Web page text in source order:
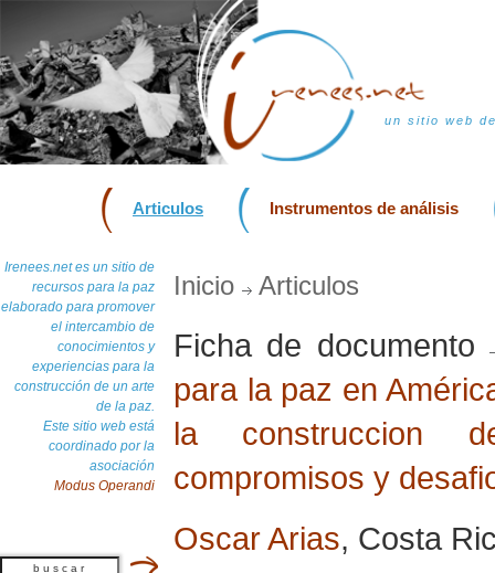
un sitio web
Articulos Instrumentos de análisis
Irenees.net es un sitio de
recursos para la paz
elaborado para promover
el intercambio de
conocimientos y
experiencias para la
construcción de un arte
de la paz.
Este sitio web está
coordinado por la
asociación
Modus Operandi
Inicio Articulos
Ficha de documento
para la paz en
la construccion
compromisos y
Oscar Arias, Costa